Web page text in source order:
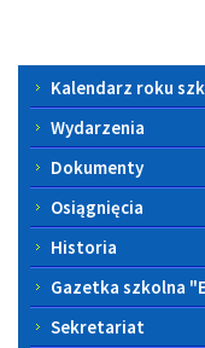
Menu
boczne
Kalendarz roku
Wydarzenia
Dokumenty
Osiągnięcia
Historia
Gazetka szkolna
Sekretariat